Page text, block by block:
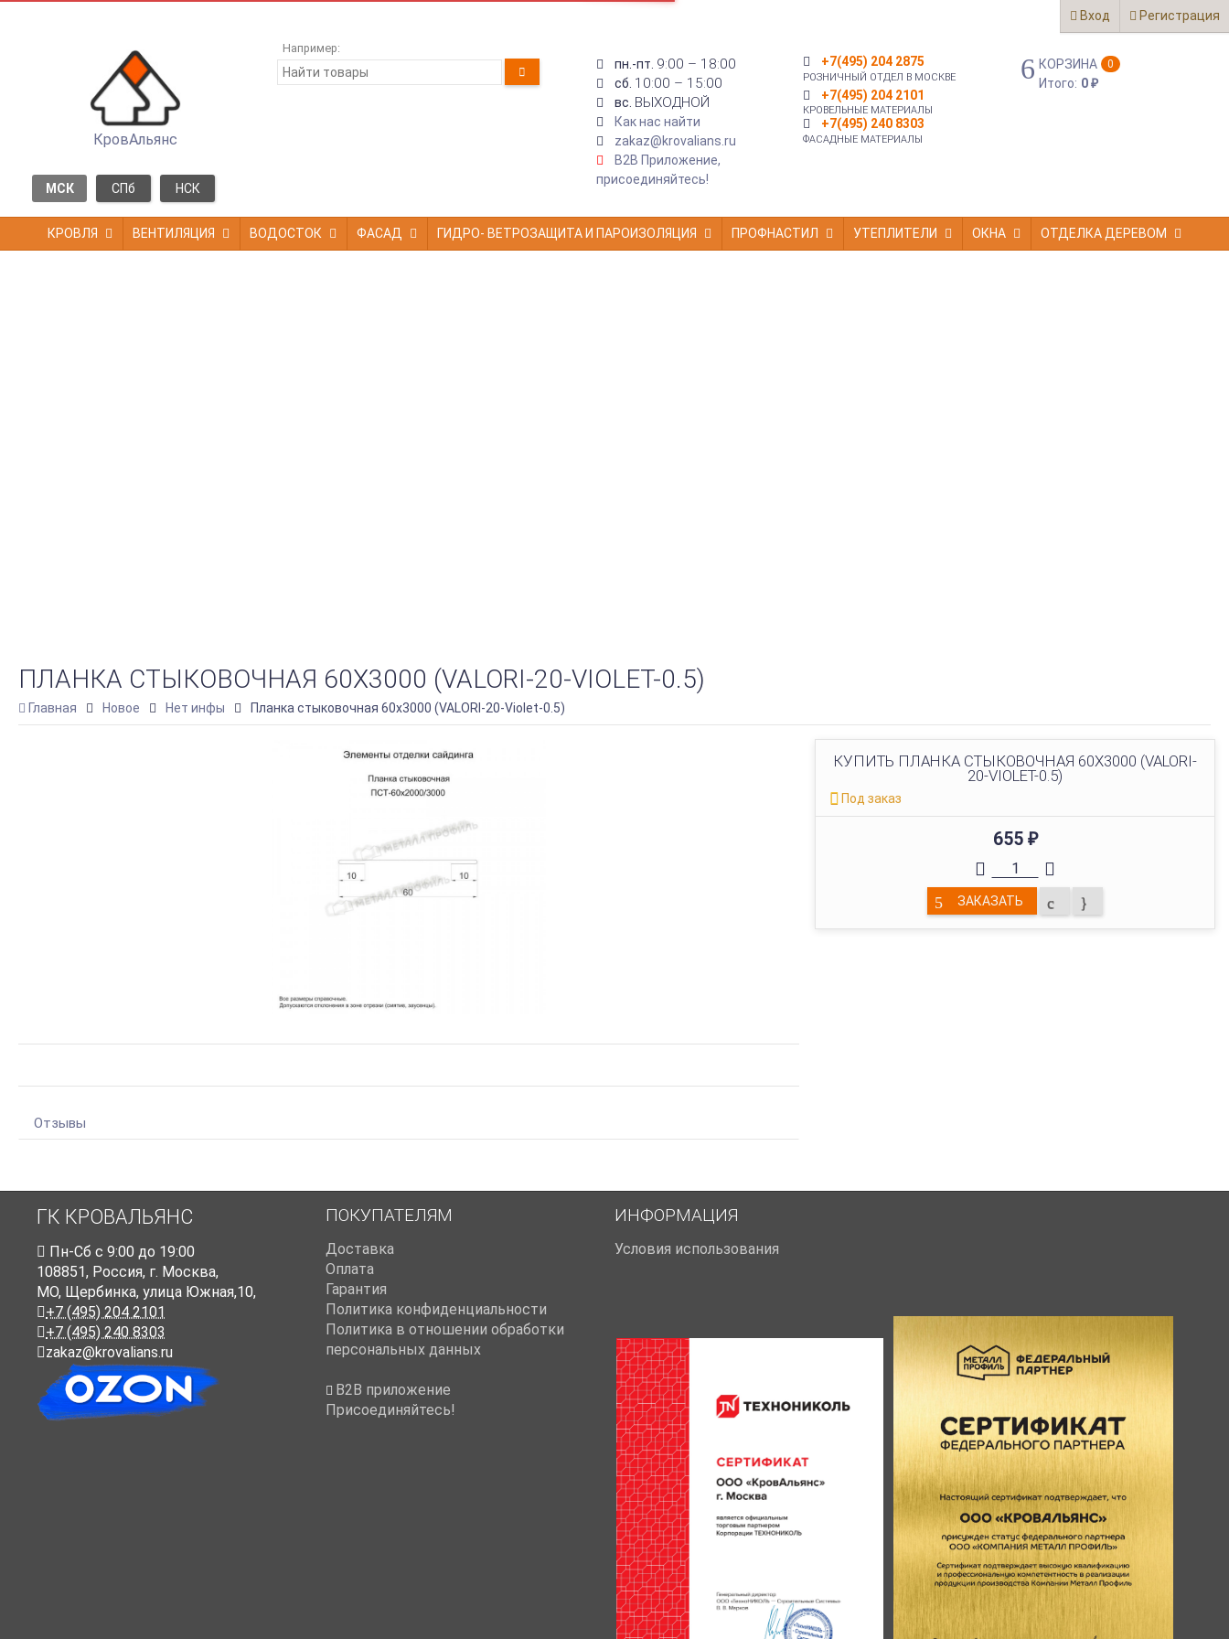
Вход Регистрация
КровАльянс
МСК СПб НСК
Например:
пн.-пт. 9:00 – 18:00
сб. 10:00 – 15:00
вс. ВЫХОДНОЙ
Как нас найти
zakaz@krovalians.ru
B2B Приложение,
присоединяйтесь!
+7(495) 204 2875
РОЗНИЧНЫЙ ОТДЕЛ В МОСКВЕ
+7(495) 204 2101
КРОВЕЛЬНЫЕ МАТЕРИАЛЫ
+7(495) 240 8303
ФАСАДНЫЕ МАТЕРИАЛЫ
КОРЗИНА 0
Итого: 0₽
КРОВЛЯ ВЕНТИЛЯЦИЯ ВОДОСТОК ФАСАД ГИДРО- ВЕТРОЗАЩИТА И ПАРОИЗОЛЯЦИЯ ПРОФНАСТИЛ УТЕПЛИТЕЛИ ОКНА ОТДЕЛКА ДЕРЕВОМ
ПЛАНКА СТЫКОВОЧНАЯ 60Х3000 (VALORI-20-VIOLET-0.5)
Главная Новое Нет инфы Планка стыковочная 60х3000 (VALORI-20-Violet-0.5)
КУПИТЬ ПЛАНКА СТЫКОВОЧНАЯ 60Х3000 (VALORI-
20-VIOLET-0.5)
Под заказ
655 ₽
ЗАКАЗАТЬ
Отзывы
ГК КРОВАЛЬЯНС
Пн-Cб с 9:00 до 19:00
108851, Россия, г. Москва,
МО, Щербинка, улица Южная,10,
+7 (495) 204 2101
+7 (495) 240 8303
zakaz@krovalians.ru
ПОКУПАТЕЛЯМ
Доставка
Оплата
Гарантия
Политика конфиденциальности
Политика в отношении обработки
персональных данных
B2B приложение
Присоединяйтесь!
ИНФОРМАЦИЯ
Условия использования